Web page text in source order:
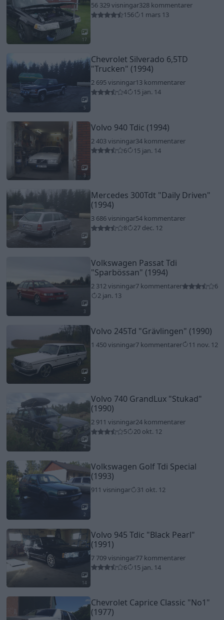
17
56 329 visningar328 kommentarer
156
1 mars 13
5
Chevrolet Silverado 6,5TD
"Trucken" (1994)
2 695 visningar13 kommentarer
4
15 jan. 14
3
Volvo 940 Tdic (1994)
2 403 visningar34 kommentarer
6
15 jan. 14
5
Mercedes 300Tdt "Daily Driven"
(1994)
3 686 visningar54 kommentarer
8
27 dec. 12
3
Volkswagen Passat Tdi
"Sparbössan" (1994)
2 312 visningar7 kommentarer
6
2 jan. 13
2
Volvo 245Td "Grävlingen" (1990)
1 450 visningar7 kommentarer 11 nov. 12
4
Volvo 740 GrandLux "Stukad"
(1990)
2 911 visningar24 kommentarer
5
20 okt. 12
2
Volkswagen Golf Tdi Special
(1993)
911 visningar 31 okt. 12
14
Volvo 945 Tdic "Black Pearl"
(1991)
7 709 visningar77 kommentarer
6
15 jan. 14
Chevrolet Caprice Classic "No1"
(1977)